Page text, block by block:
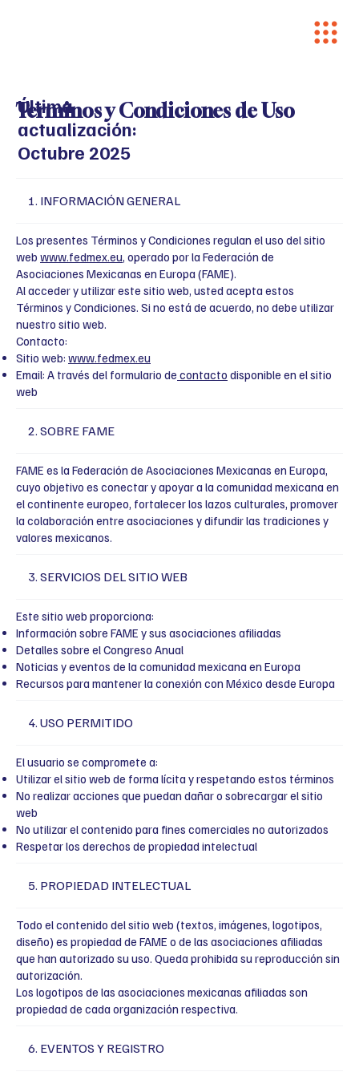
Terminos y Condiciones de Uso
Última
actualización:
Octubre 2025
1. INFORMACIÓN GENERAL
Los presentes Términos y Condiciones regulan el uso del sitio
web www.fedmex.eu, operado por la Federación de
Asociaciones Mexicanas en Europa (FAME).
Al acceder y utilizar este sitio web, usted acepta estos
Términos y Condiciones. Si no está de acuerdo, no debe utilizar
nuestro sitio web.
Contacto:
Sitio web: www.fedmex.eu
Email: A través del formulario de contacto disponible en el sitio
web
2. SOBRE FAME
FAME es la Federación de Asociaciones Mexicanas en Europa,
cuyo objetivo es conectar y apoyar a la comunidad mexicana en
el continente europeo, fortalecer los lazos culturales, promover
la colaboración entre asociaciones y difundir las tradiciones y
valores mexicanos.
3. SERVICIOS DEL SITIO WEB
Este sitio web proporciona:
Información sobre FAME y sus asociaciones afiliadas
Detalles sobre el Congreso Anual
Noticias y eventos de la comunidad mexicana en Europa
Recursos para mantener la conexión con México desde Europa
4. USO PERMITIDO
El usuario se compromete a:
Utilizar el sitio web de forma lícita y respetando estos términos
No realizar acciones que puedan dañar o sobrecargar el sitio
web
No utilizar el contenido para fines comerciales no autorizados
Respetar los derechos de propiedad intelectual
5. PROPIEDAD INTELECTUAL
Todo el contenido del sitio web (textos, imágenes, logotipos,
diseño) es propiedad de FAME o de las asociaciones afiliadas
que han autorizado su uso. Queda prohibida su reproducción sin
autorización.
Los logotipos de las asociaciones mexicanas afiliadas son
propiedad de cada organización respectiva.
6. EVENTOS Y REGISTRO